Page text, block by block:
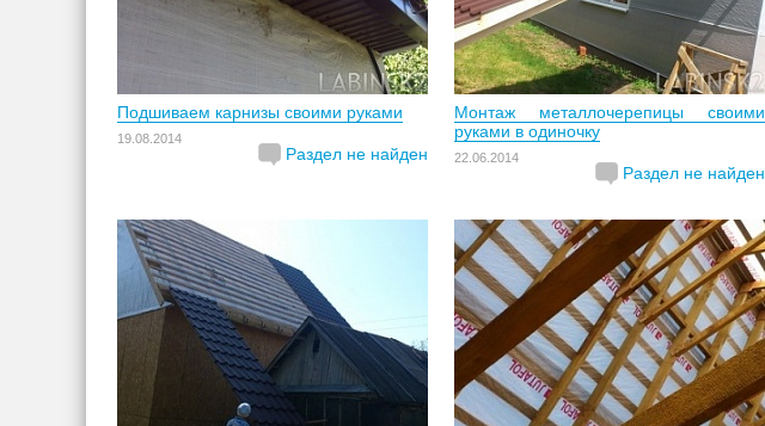
Подшиваем карнизы своими руками
19.08.2014
Раздел не найден
Монтаж металлочерепицы своими
руками в одиночку
22.06.2014
Раздел не найден